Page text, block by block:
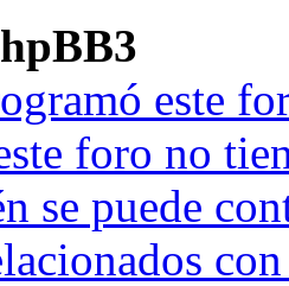
este
foro no
se puede